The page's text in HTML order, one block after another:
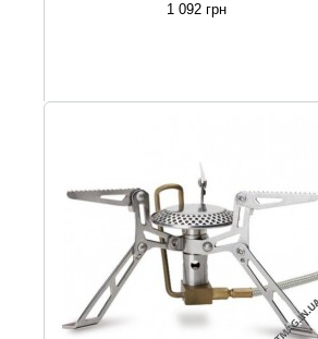
1 092 грн